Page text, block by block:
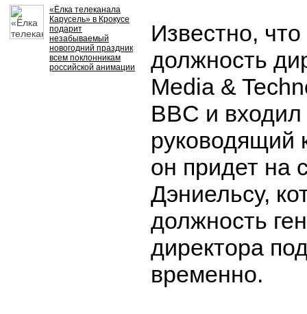
«Ёлка телеканала
Карусель» в Крокусе
подарит
незабываемый
новогодний праздник
всем поклонникам
российской анимации
Известно,
должность
Media &
BBC и
руководящий
он придет на
Дэниельсу,
должность
директора
временно.